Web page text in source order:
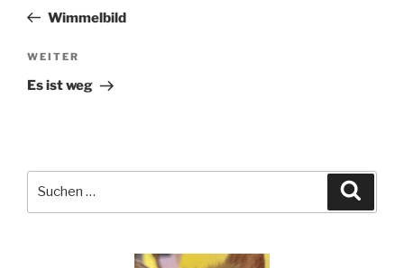
Beitrag
Wimmelbild
Nächster
Beitrag
WEITER
Es ist weg